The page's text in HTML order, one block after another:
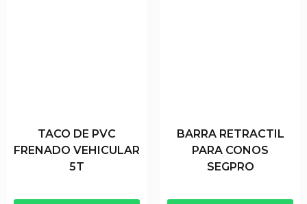
TACO DE PVC
FRENADO VEHICULAR
5T
BARRA RETRACTIL
PARA CONOS
SEGPRO